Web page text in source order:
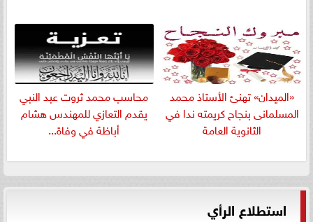
«الميدان» تهنئ الأستاذ محمد
المسلمانى بنجاح كريمته ندا في
الثانوية العامة
​محاسب محمد ثروت عبد النبي
يقدم التعازي للمهندس هشام
أباظة في وفاة...
استطلاع الرأي